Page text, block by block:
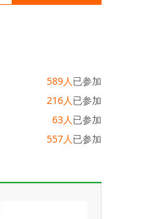
589人已参加
216人已参加
63人已参加
557人已参加